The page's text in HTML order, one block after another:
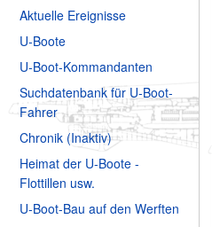
Aktuelle Ereignisse
U-Boote
U-Boot-Kommandanten
Suchdatenbank für U-Boot-
Fahrer
Chronik (Inaktiv)
Heimat der U-Boote -
Flottillen usw.
U-Boot-Bau auf den Werften